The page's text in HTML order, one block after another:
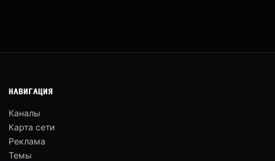
НАВИГАЦИЯ
Каналы
Карта сети
Реклама
Темы